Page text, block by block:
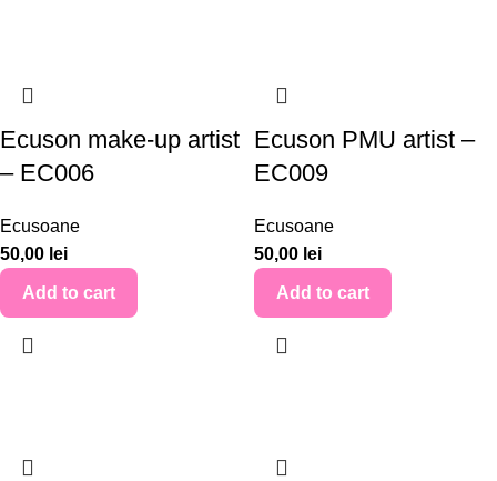
Ecuson make-up artist
– EC006
Ecusoane
50,00 lei
Add to cart
Ecuson PMU artist –
EC009
Ecusoane
50,00 lei
Add to cart